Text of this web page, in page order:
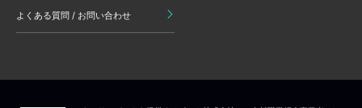
よくある質問 / お問い合わせ